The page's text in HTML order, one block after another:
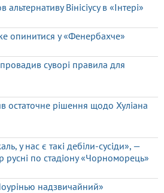
Вінісіусу в «Інтері»
опинитися у «Фенербахче»
суворі правила для
остаточне рішення щодо Хуліана
у нас є такі дебіли-сусіди», —
русні по стадіону «Чорноморець»
надзвичайний»